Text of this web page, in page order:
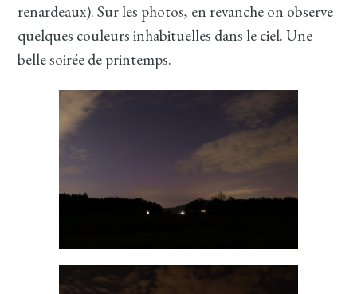
renardeaux). Sur les photos, en revanche on observe
quelques couleurs inhabituelles dans le ciel. Une
belle soirée de printemps.